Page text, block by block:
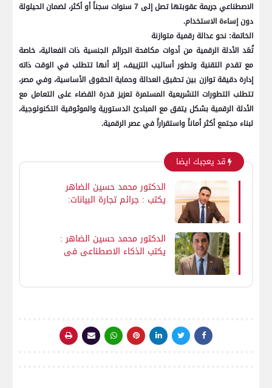
الاصطناعي جريمة عقوبتها تصل إلى 7 سنوات سجناً أو أكثر، لضمان الحيلولة
دون إساءة الاستخدام.
الخاتمة: نحو عدالة رقمية متوازنة
تُعَد الأدلة الرقمية من أدوات مكافحة الجرائم الجنسية ذات الفعالية، خاصة
مع تقدم التقنية وتطور أساليب التزييف، إلا أنها تتطلب في الوقت ذاته
إدارة دقيقة توازن بين تحقيق العدالة وحماية الحقوق الأساسية، وفي مصر،
تتطلب التطورات التشريعية المستمرة تعزيز قدرة القضاء على التعامل مع
الأدلة الرقمية بشكل يتفق مع المبادئ الدستورية والموثوقية التكنولوجية،
لبناء مجتمع أكثر أماناً واستقراراً في عصر الرقمية.
قد يعجبك ايضا
الدكتور محمد حسين الضاهر
يكتب : جرائم تجارة البيانات:
الدكتور محمد حسين الضاهر :
يكتب الذكاء الاصطناعي في